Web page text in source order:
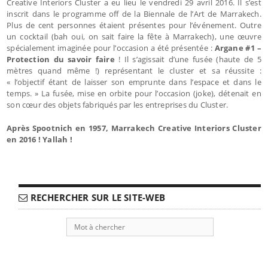
Creative Interiors Cluster a eu lieu le vendredi 29 avril 2016. Il s’est
inscrit dans le programme off de la Biennale de l’Art de Marrakech.
Plus de cent personnes étaient présentes pour l’événement. Outre
un cocktail (bah oui, on sait faire la fête à Marrakech), une œuvre
spécialement imaginée pour l’occasion a été présentée : Argane #1 –
Protection du savoir faire ! Il s’agissait d’une fusée (haute de 5
mètres quand même !) représentant le cluster et sa réussite :
« l’objectif étant de laisser son emprunte dans l’espace et dans le
temps. » La fusée, mise en orbite pour l’occasion (joke), détenait en
son cœur des objets fabriqués par les entreprises du Cluster.
Après Spootnich en 1957, Marrakech Creative Interiors Cluster
en 2016 ! Yallah !
RECHERCHER SUR LE SITE-WEB